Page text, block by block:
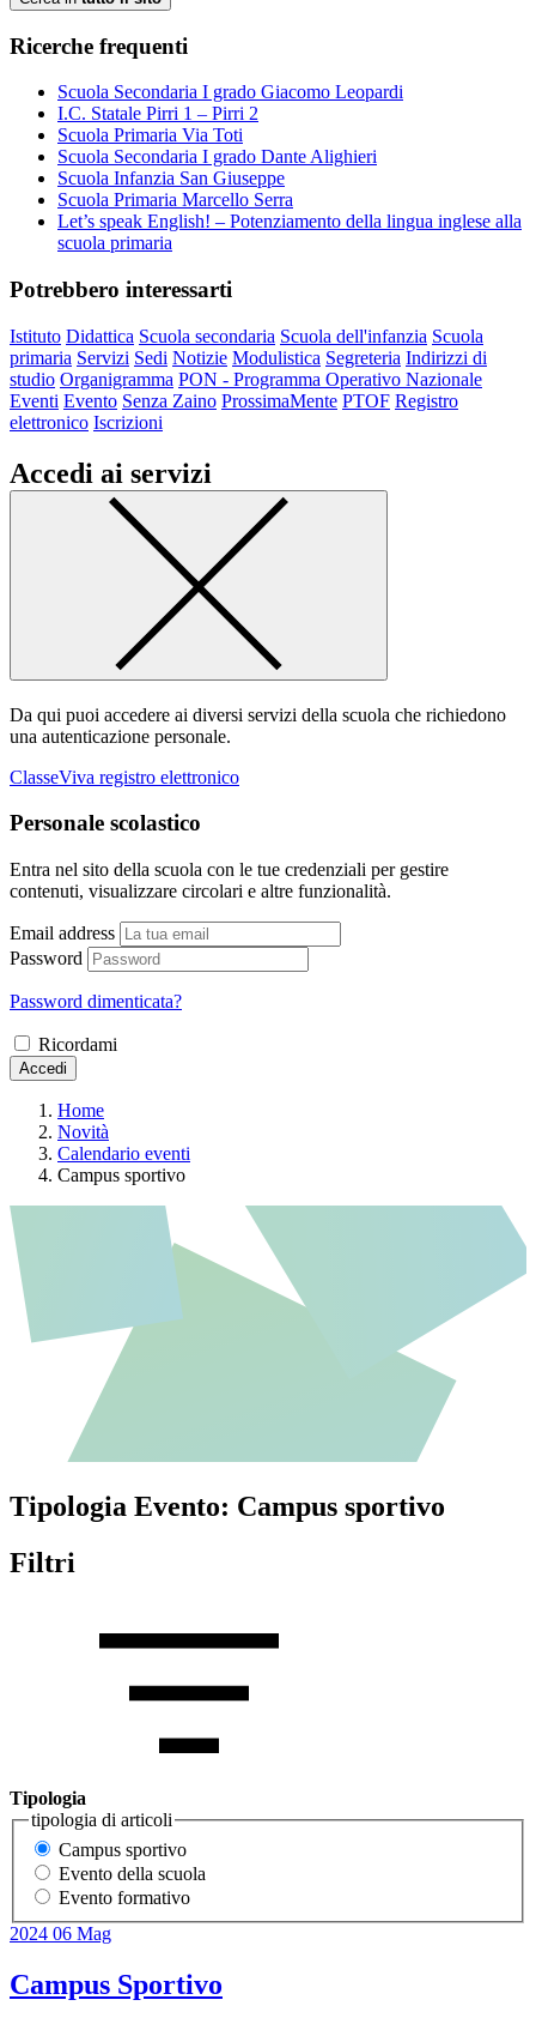
Ricerche frequenti
Scuola Secondaria I grado Giacomo Leopardi
I.C. Statale Pirri 1 – Pirri 2
Scuola Primaria Via Toti
Scuola Secondaria I grado Dante Alighieri
Scuola Infanzia San Giuseppe
Scuola Primaria Marcello Serra
Let’s speak English! – Potenziamento della lingua inglese alla
scuola primaria
Potrebbero interessarti
Istituto Didattica Scuola secondaria Scuola dell'infanzia Scuola
primaria Servizi Sedi Notizie Modulistica Segreteria Indirizzi di
studio Organigramma PON - Programma Operativo Nazionale
Eventi Evento Senza Zaino ProssimaMente PTOF Registro
elettronico Iscrizioni
Accedi ai servizi
Da qui puoi accedere ai diversi servizi della scuola che richiedono
una autenticazione personale.
ClasseViva registro elettronico
Personale scolastico
Entra nel sito della scuola con le tue credenziali per gestire
contenuti, visualizzare circolari e altre funzionalità.
Email address
Password
Password dimenticata?
Ricordami
Accedi
Home
Novità
Calendario eventi
Campus sportivo
Tipologia Evento: Campus sportivo
Filtri
Tipologia
tipologia di articoli
Campus sportivo
Evento della scuola
Evento formativo
2024 06 Mag
Campus Sportivo